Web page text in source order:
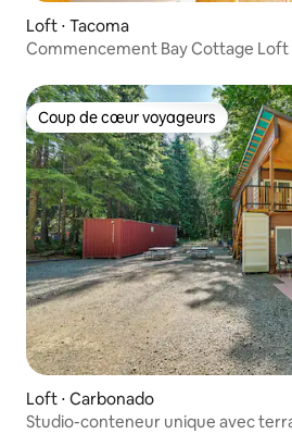
Loft ⋅ Tacoma
Commencement Bay Cottage Loft
Coup de cœur voyageurs
Coup de cœur voyageurs
Loft ⋅ Carbonado
Studio-conteneur unique avec